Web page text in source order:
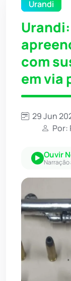
Urandi
com
em via
29 Jun
Por:
Ouvir